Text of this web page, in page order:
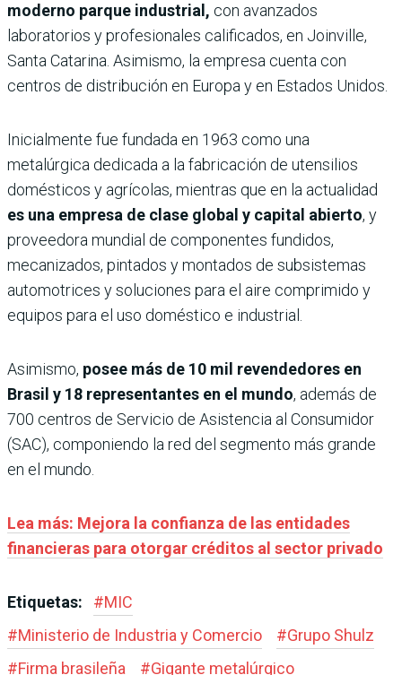
moderno parque industrial, con avanzados
laboratorios y profesionales calificados, en Joinville,
Santa Catarina. Asimismo, la empresa cuenta con
centros de distribución en Europa y en Estados Unidos.
Inicialmente fue fundada en 1963 como una
metalúrgica dedicada a la fabricación de utensilios
domésticos y agrícolas, mientras que en la actualidad
es una empresa de clase global y capital abierto, y
proveedora mundial de componentes fundidos,
mecanizados, pintados y montados de subsistemas
automotrices y soluciones para el aire comprimido y
equipos para el uso doméstico e industrial.
Asimismo, posee más de 10 mil revendedores en
Brasil y 18 representantes en el mundo, además de
700 centros de Servicio de Asistencia al Consumidor
(SAC), componiendo la red del segmento más grande
en el mundo.
Lea más: Mejora la confianza de las entidades
financieras para otorgar créditos al sector privado
Etiquetas: #MIC
#Ministerio de Industria y Comercio #Grupo Shulz
#Firma brasileña #Gigante metalúrgico